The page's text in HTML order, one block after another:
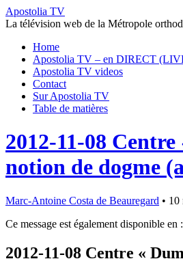
Apostolia TV
La télévision web de la Métropole
Home
Apostolia TV – en DIRECT
Apostolia TV videos
Contact
Sur Apostolia TV
Table de matières
2012-11-08
notion de dogme
Marc-Antoine Costa de Beauregard • 10
Ce message est également disponible en :
2012-11-08 Centre «